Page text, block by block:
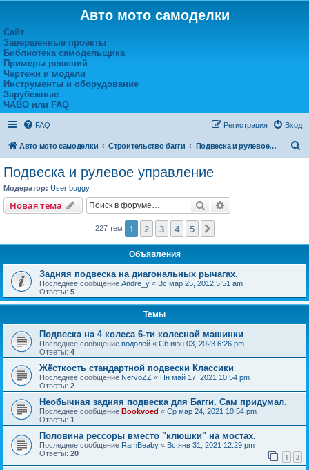
Авто мото самоделки
Сайт
Завершенные проекты
Библиотека самодельщика
Примеры решений
Чертежи и модели
Инструменты и оборудование
Зарубежные
ЧАВО или FAQ
FAQ Вход
Регистрация
Авто мото самоделки Строительство багги Подвеска и рулевое управление
Подвеска и рулевое управление
Модератор: User buggy
Новая тема Поиск
227 тем 1 2 3 4 5
Объявления
Задняя подвеска на диагональных рычагах.
Последнее сообщение Andre_y « Вс мар 25, 2012 5:51 am
Ответы: 5
Темы
Подвеска на 4 колеса 6-ти колесной машинки
Последнее сообщение водолей « Сб июн 03, 2023 6:26 pm
Ответы: 4
Жёсткость стандартной подвески Классики
Последнее сообщение NervoZZ « Пн май 17, 2021 10:54 pm
Ответы: 2
Необычная задняя подвеска для Багги. Сам придумал.
Последнее сообщение Bookvoed « Ср мар 24, 2021 10:54 pm
Ответы: 1
Половина рессоры вместо "клюшки" на мостах.
Последнее сообщение RamBeaby « Вс янв 31, 2021 12:29 pm
Ответы: 20 1 2